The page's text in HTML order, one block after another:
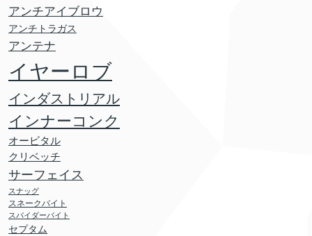
アンチアイブロウ
アンチトラガス
アンテナ
イヤーロブ
インダストリアル
インナーコンク
オービタル
クリベッチ
サーフェイス
スナッグ
スネークバイト
スパイダーバイト
セプタム